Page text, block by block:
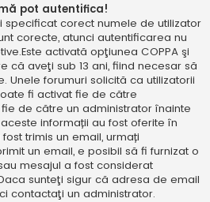
pot autentifica!
corect numele de utilizator
corecte, atunci autentificarea nu
activată opţiunea COPPA şi
că aveţi sub 13 ani, fiind necesar să
Unele forumuri solicită ca utilizatorii
fi activat fie de către
de către un administrator înainte
informații au fost oferite în
trimis un email, urmați
un email, e posibil să fi furnizat o
mesajul a fost considerat
sunteţi sigur că adresa de email
contactaţi un administrator.